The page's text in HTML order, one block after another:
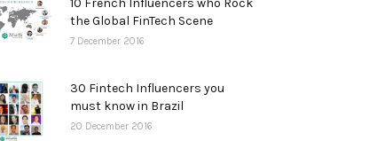
10 French Influencers who Rock
the Global FinTech Scene
7 December 2016
30 Fintech Influencers you
must know in Brazil
20 December 2016